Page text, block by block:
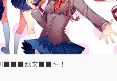
■■■跳文■■～！